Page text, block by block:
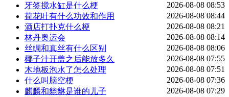
牙签搅水缸是什么梗
2026-08-08 08:53
荷花叶有什么功效和作用
2026-08-08 08:44
酒店打扑克什么梗
2026-08-08 08:21
林丹奥运会
2026-08-08 08:14
丝绸和真丝有什么区别
2026-08-08 08:06
椰子汁开盖之后能放多久
2026-08-08 07:55
木地板泡水了怎么处理
2026-08-08 07:51
什么叫脑空梗
2026-08-08 07:36
麒麟和貔貅是谁的儿子
2026-08-08 07:29